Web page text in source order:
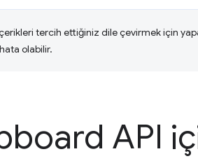
tercih ettiğiniz dile çevirmek için
olabilir.
API